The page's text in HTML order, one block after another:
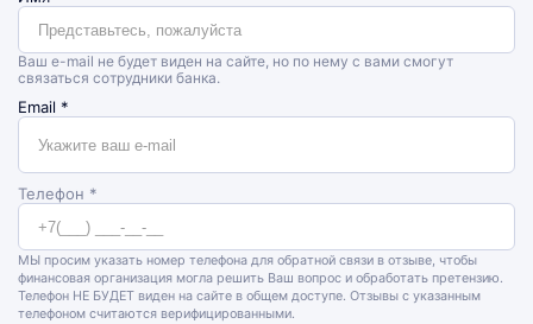
Ваш e-mail не будет виден на сайте, но по нему с вами смогут
связаться сотрудники банка.
Email *
Телефон *
МЫ просим указать номер телефона для обратной связи в отзыве, чтобы
финансовая организация могла решить Ваш вопрос и обработать претензию.
Телефон НЕ БУДЕТ виден на сайте в общем доступе. Отзывы с указанным
телефоном считаются верифицированными.